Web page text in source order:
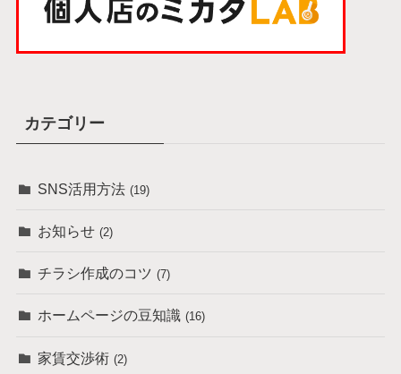
カテゴリー
SNS活用方法 (19)
お知らせ (2)
チラシ作成のコツ (7)
ホームページの豆知識 (16)
家賃交渉術 (2)